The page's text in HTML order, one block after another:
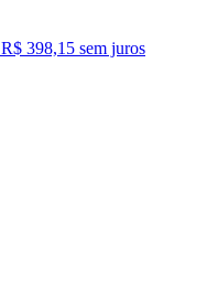
R$ 398,15 sem juros